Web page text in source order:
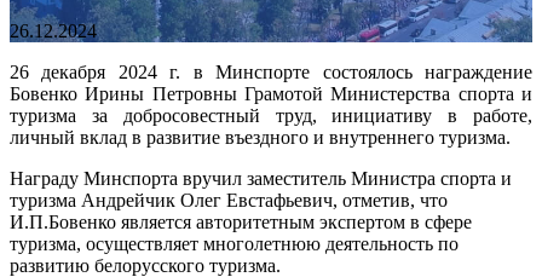
26.12.2024
26 декабря 2024 г. в Минспорте состоялось награждение
Бовенко Ирины Петровны Грамотой Министерства спорта и
туризма за добросовестный труд, инициативу в работе,
личный вклад в развитие въездного и внутреннего туризма.
Награду Минспорта вручил заместитель Министра спорта и
туризма Андрейчик Олег Евстафьевич, отметив, что
И.П.Бовенко является авторитетным экспертом в сфере
туризма, осуществляет многолетнюю деятельность по
развитию белорусского туризма.